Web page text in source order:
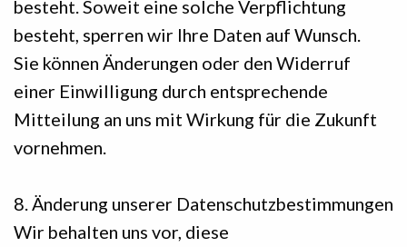
besteht. Soweit eine solche Verpflichtung
besteht, sperren wir Ihre Daten auf Wunsch.
Sie können Änderungen oder den Widerruf
einer Einwilligung durch entsprechende
Mitteilung an uns mit Wirkung für die Zukunft
vornehmen.
8. Änderung unserer Datenschutzbestimmungen
Wir behalten uns vor, diese